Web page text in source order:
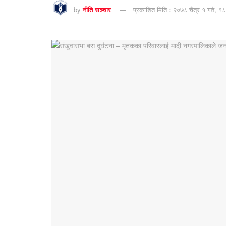
by नीति सञ्चार प्रकाशित मिति : २०७८ चैत्र १ गते,